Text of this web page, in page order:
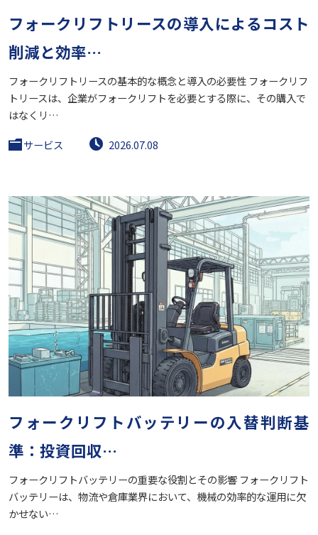
フォークリフトリースの導入によるコスト
削減と効率…
フォークリフトリースの基本的な概念と導入の必要性 フォークリフ
トリースは、企業がフォークリフトを必要とする際に、その購入で
はなくリ…
サービス
2026.07.08
フォークリフトバッテリーの入替判断基
準：投資回収…
フォークリフトバッテリーの重要な役割とその影響 フォークリフト
バッテリーは、物流や倉庫業界において、機械の効率的な運用に欠
かせない…